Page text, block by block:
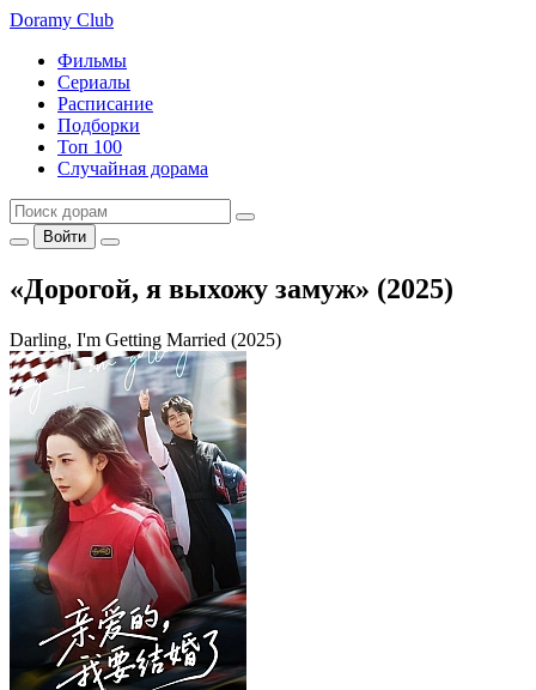
Doramy Club
Фильмы
Сериалы
Расписание
Подборки
Топ 100
Случайная дорама
Войти
«Дорогой, я выхожу замуж» (2025)
Darling, I'm Getting Married (2025)